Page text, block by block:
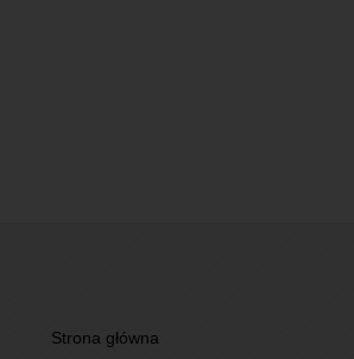
Strona główna